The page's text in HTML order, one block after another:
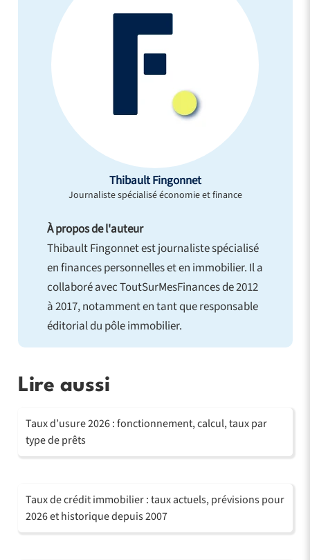
Thibault Fingonnet
Journaliste spécialisé économie et finance
À propos de l'auteur
Thibault Fingonnet est journaliste spécialisé
en finances personnelles et en immobilier. Il a
collaboré avec ToutSurMesFinances de 2012
à 2017, notamment en tant que responsable
éditorial du pôle immobilier.
Lire aussi
Taux d’usure 2026 : fonctionnement, calcul, taux par
type de prêts
Taux de crédit immobilier : taux actuels, prévisions pour
2026 et historique depuis 2007